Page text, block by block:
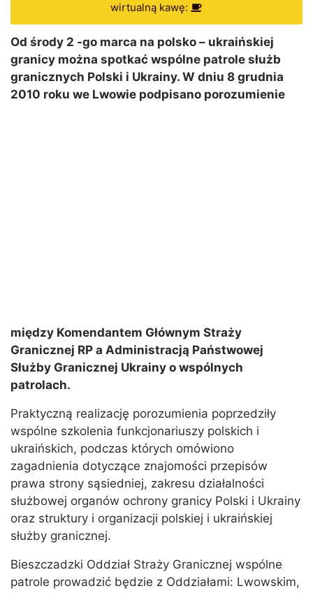
wirtualną kawę:
Od środy 2 -go marca na polsko – ukraińskiej
granicy można spotkać wspólne patrole służb
granicznych Polski i Ukrainy. W dniu 8 grudnia
2010 roku we Lwowie podpisano porozumienie
między Komendantem Głównym Straży
Granicznej RP a Administracją Państwowej
Służby Granicznej Ukrainy o wspólnych
patrolach.
Praktyczną realizację porozumienia poprzedziły
wspólne szkolenia funkcjonariuszy polskich i
ukraińskich, podczas których omówiono
zagadnienia dotyczące znajomości przepisów
prawa strony sąsiedniej, zakresu działalności
służbowej organów ochrony granicy Polski i Ukrainy
oraz struktury i organizacji polskiej i ukraińskiej
służby granicznej.
Bieszczadzki Oddział Straży Granicznej wspólne
patrole prowadzić będzie z Oddziałami: Lwowskim,